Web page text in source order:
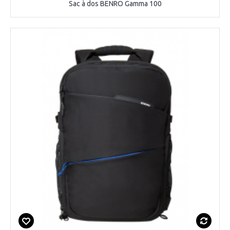
Sac à dos BENRO Gamma 100